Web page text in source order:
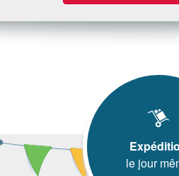
le jour